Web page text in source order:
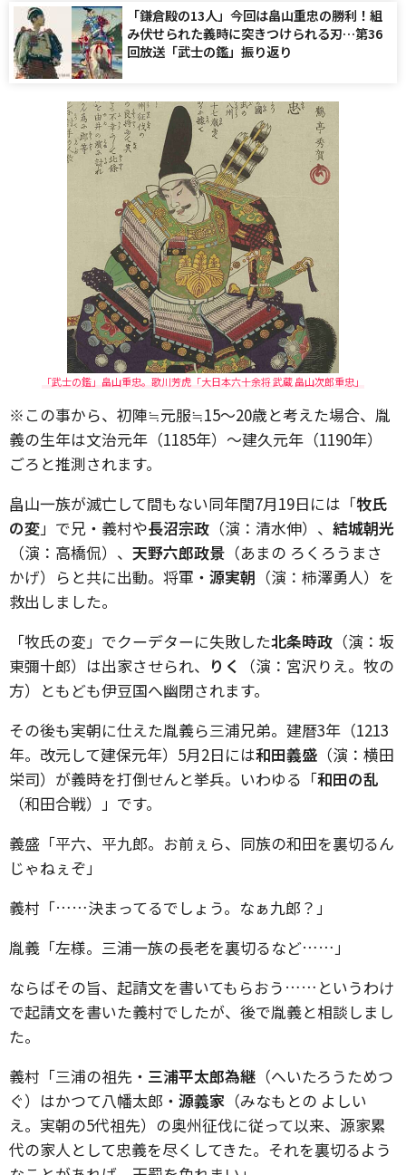
「鎌倉殿の13人」今回は畠山重忠の勝利！組
み伏せられた義時に突きつけられる刃…第36
回放送「武士の鑑」振り返り
「武士の鑑」畠山重忠。歌川芳虎「大日本六十余将 武蔵 畠山次郎重忠」
※この事から、初陣≒元服≒15～20歳と考えた場合、胤
義の生年は文治元年（1185年）～建久元年（1190年）
ごろと推測されます。
畠山一族が滅亡して間もない同年閏7月19日には「牧氏
の変」で兄・義村や長沼宗政 （演：清水伸）、 結城朝光
（演：高橋侃）、 天野六郎政景 （あまの ろくろうまさ
かげ）らと共に出動。将軍・ 源実朝 （演：柿澤勇人）を
救出しました。
「牧氏の変」でクーデターに失敗した北条時政 （演：坂
東彌十郎）は出家させられ、 りく （演：宮沢りえ。牧の
方）ともども伊豆国へ幽閉されます。
その後も実朝に仕えた胤義ら三浦兄弟。建暦3年（1213
年。改元して建保元年）5月2日には和田義盛 （演：横田
栄司）が義時を打倒せんと挙兵。いわゆる「和田の乱
（和田合戦）」です。
義盛「平六、平九郎。お前ぇら、同族の和田を裏切るん
じゃねぇぞ」
義村「……決まってるでしょう。なぁ九郎？」
胤義「左様。三浦一族の長老を裏切るなど……」
ならばその旨、起請文を書いてもらおう……というわけ
で起請文を書いた義村でしたが、後で胤義と相談しまし
た。
義村「三浦の祖先・ 三浦平太郎為継 （へいたろうためつ
ぐ）はかつて八幡太郎・ 源義家 （みなもとの よしい
え。実朝の5代祖先）の奥州征伐に従って以来、源家累
代の家人として忠義を尽くしてきた。それを裏切るよう